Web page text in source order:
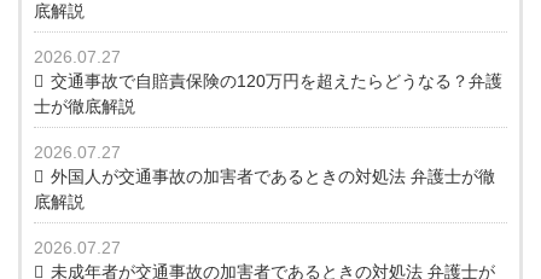
底解説
2026.07.27
交通事故で自賠責保険の120万円を超えたらどうなる？弁護
士が徹底解説
2026.07.27
外国人が交通事故の加害者であるときの対処法 弁護士が徹
底解説
2026.07.27
未成年者が交通事故の加害者であるときの対処法 弁護士が